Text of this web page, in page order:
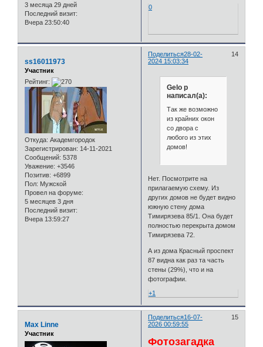
3 месяца 29 дней
Последний визит:
Вчера 23:50:40
0
Поделиться 14
28-02-
2024 15:03:34
ss16011973
Участник
Рейтинг:
Откуда: Академгородок
Зарегистрирован: 14-11-2021
Сообщений: 5378
Уважение: +3546
Позитив: +6899
Пол: Мужской
Провел на форуме:
5 месяцев 3 дня
Последний визит:
Вчера 13:59:27
Gelo p
написал(а):
Так же возможно
из крайних окон
со двора с
любого из этих
домов!
Нет. Посмотрите на
прилагаемую схему. Из
других домов не будет видно
южную стену дома
Тимирязева 85/1. Она будет
полностью перекрыта домом
Тимирязева 72.
А из дома Красный проспект
87 видна как раз та часть
стены (29%), что и на
фотографии.
+1
Поделиться 15
16-07-
2026 00:59:55
Max Linne
Участник
Фотозагадка